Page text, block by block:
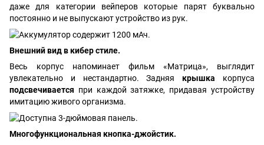
даже для категории вейперов которые парят буквально
постоянно и не выпускают устройство из рук.
Внешний вид в кибер стиле.
Весь корпус напоминает фильм «Матрица», выглядит
увлекательно и нестандартно. Задняякрышка корпуса
подсвечивается при каждой затяжке, придавая устройству
имитацию живого организма.
Многофункциональная кнопка-джойстик.